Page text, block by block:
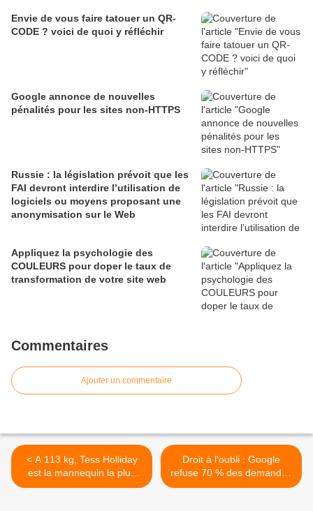
Envie de vous faire tatouer un QR-
CODE ? voici de quoi y réfléchir
Google annonce de nouvelles
pénalités pour les sites non-HTTPS
Russie : la législation prévoit que les
FAI devront interdire l’utilisation de
logiciels ou moyens proposant une
anonymisation sur le Web
Appliquez la psychologie des
COULEURS pour doper le taux de
transformation de votre site web
Commentaires
Ajouter un commentaire
< A 113 kg, Tess Holliday
est la mannequin la plus
oversize ! Premier shooting
Droit à l'oubli : Google
refuse 70 % des demandes
>